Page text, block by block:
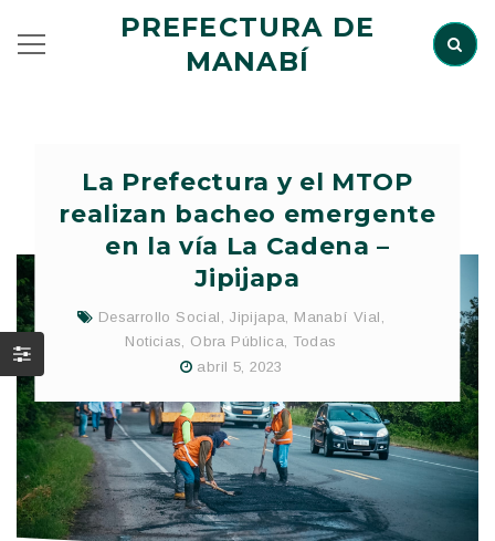
PREFECTURA DE
MANABÍ
La Prefectura y el MTOP
realizan bacheo emergente
en la vía La Cadena –
Jipijapa
Desarrollo Social , Jipijapa, Manabí Vial ,
Noticias, Obra Pública, Todas
abril 5, 2023